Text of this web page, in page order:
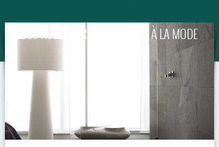
DES RECEVEURS EXTRAPLATS À LA MODE